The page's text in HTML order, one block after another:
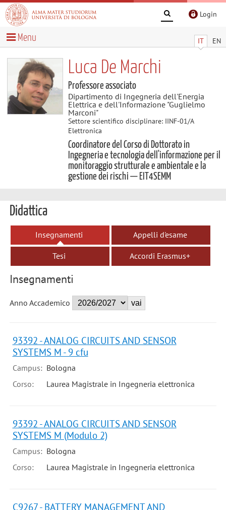
Login
IT EN
Menu
Luca De Marchi
Professore associato
Dipartimento di Ingegneria dell'Energia
Elettrica e dell'Informazione "Guglielmo
Marconi"
Settore scientifico disciplinare: IINF-01/A
Elettronica
Coordinatore del Corso di Dottorato in
Ingegneria e tecnologia dell'informazione per il
monitoraggio strutturale e ambientale e la
gestione dei rischi — EIT4SEMM
Didattica
Insegnamenti Appelli d'esame
Tesi Accordi Erasmus+
Insegnamenti
Anno Accademico
93392 - ANALOG CIRCUITS AND SENSOR
SYSTEMS M - 9 cfu
Campus: Bologna
Corso:
Laurea Magistrale in Ingegneria elettronica
93392 - ANALOG CIRCUITS AND SENSOR
SYSTEMS M (Modulo 2)
Campus: Bologna
Corso:
Laurea Magistrale in Ingegneria elettronica
C9267 - BATTERY MANAGEMENT AND